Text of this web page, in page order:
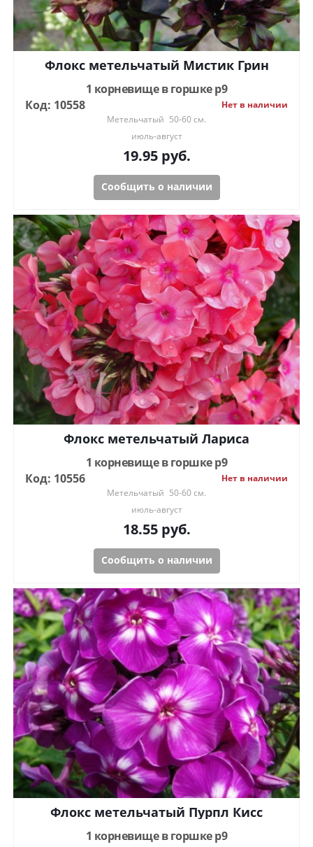
Флокс метельчатый Мистик Грин
1 корневище в горшке р9
Код: 10558
Нет в наличии
Метельчатый 50-60 см.
июль-август
19.95руб.
Сообщить о наличии
Флокс метельчатый Лариса
1 корневище в горшке р9
Код: 10556
Нет в наличии
Метельчатый 50-60 см.
июль-август
18.55руб.
Сообщить о наличии
Флокс метельчатый Пурпл Кисс
1 корневище в горшке р9